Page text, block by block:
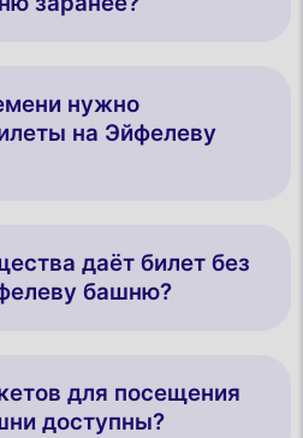
нужно
на Эйфелеву
даёт билет без
башню?
для посещения
доступны?